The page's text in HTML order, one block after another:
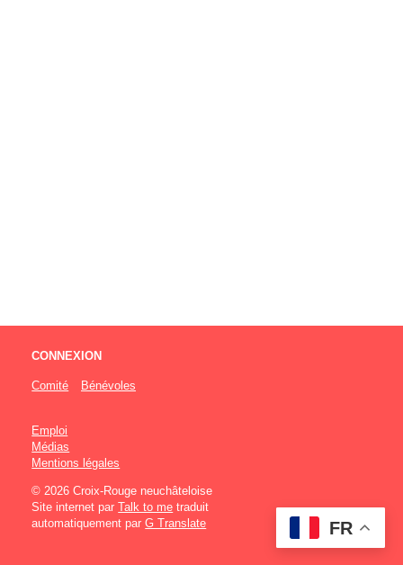
CONNEXION
Comité Bénévoles
Emploi
Médias
Mentions légales
© 2026 Croix-Rouge neuchâteloise
Site internet parTalk to me traduit
automatiquement parG Translate FR